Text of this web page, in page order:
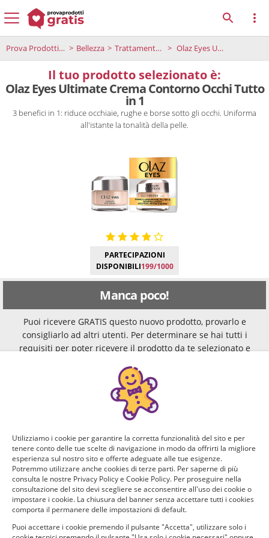
Prova Prodotti Gratis Bellezza Trattamento viso Olaz Eyes Ultimate Crema Contorno Occhi Tutto in 1
Il tuo prodotto selezionato è:
Olaz Eyes Ultimate Crema Contorno Occhi Tutto
in 1
3 benefici in 1: riduce occhiaie, rughe e borse sotto gli occhi. Uniforma
all'istante la tonalità della pelle.
PARTECIPAZIONI
DISPONIBILI199/1000
Manca poco!
Puoi ricevere GRATIS questo nuovo prodotto, provarlo e
consigliarlo ad altri utenti. Per determinare se hai tutti i
requisiti per poter ricevere il prodotto da te selezionato e
Domanda 1 di 4:
Che marca di cosmetici usi generalmente?
Kiko, Maybelline,
MAC, Debby o
altro brand
commerciale
Dior, Estée
Lauder, Guerlain,
Chanel o altro
brand luxury
Prodotti
cosmetici
Utilizziamo i cookie per garantire la corretta funzionalità del sito e per
tenere conto delle tue scelte di navigazione in modo da offrirti la migliore
esperienza sul nostro sito e offerte adeguate alle tue esigenze.
Potremmo utilizzare anche cookies di terze parti. Per saperne di più
consulta le nostre Privacy Policy e Cookie Policy. Per proseguire nella
consultazione del sito devi scegliere se acconsentire all'uso dei cookie o
impostare i cookie. La chiusura del banner senza accettare tutti i cookies
comporta il permanere delle impostazioni di default.
Puoi accettare i cookie premendo il pulsante "Accetta", utilizzare solo i